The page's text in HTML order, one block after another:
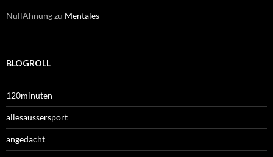
NullAhnungzu Mentales
BLOGROLL
120minuten
allesaussersport
angedacht